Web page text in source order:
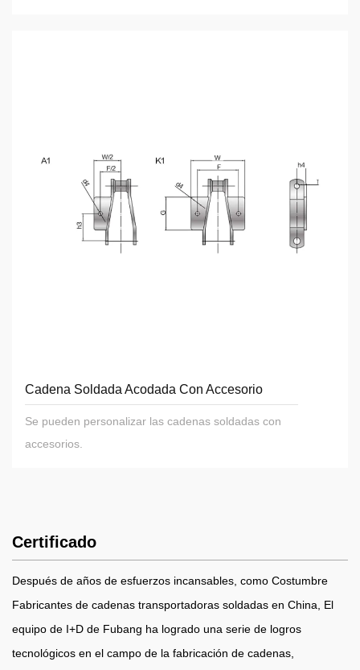
Cadena Soldada Acodada Con Accesorio
Se pueden personalizar las cadenas soldadas con
accesorios.
Certificado
Después de años de esfuerzos incansables, como Costumbre
Fabricantes de cadenas transportadoras soldadas en China, El
equipo de I+D de Fubang ha logrado una serie de logros
tecnológicos en el campo de la fabricación de cadenas,